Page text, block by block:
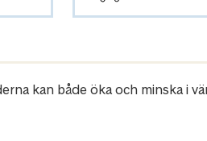
kan både öka och minska i